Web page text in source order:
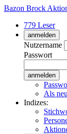
Bazon Brock
779 Leser
anmelden
Nutzername
Passwort
Als
Indizes: